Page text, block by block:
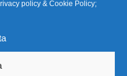
policy & Cookie Policy;